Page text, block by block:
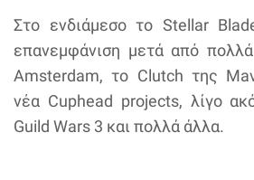
Στο ενδιάμεσο το Stellar
επανεμφάνιση μετά από
Amsterdam, το Clutch της
νέα Cuphead projects, λίγο
Guild Wars 3 και πολλά άλλα.